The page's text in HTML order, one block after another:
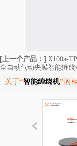
[上一个产品：] X100a-
全自动气动夹膜智能缠绕
关于“智能缠绕机”的